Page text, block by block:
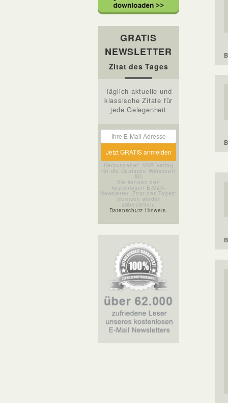
GRATIS
NEWSLETTER
Zitat des Tages
Täglich aktuelle und
klassische Zitate für
jede Gelegenheit
Herausgeber: VNR Verlag
für die Deutsche Wirtschaft
AG
Sie können den
kostenlosen E-Mail-
Newsletter „Zitat des Tages“
jederzeit wieder
abbestellen.
Datenschutz-Hinweis.